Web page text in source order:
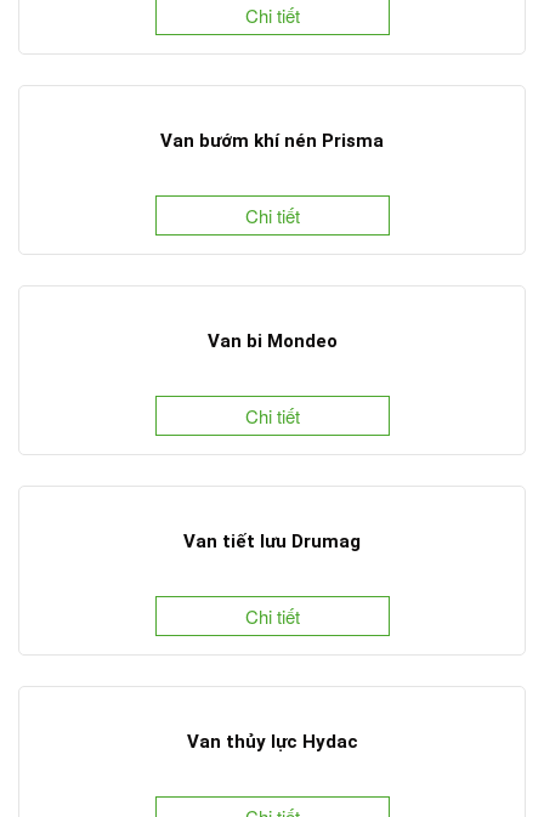
Chi tiết
Van bướm khí nén Prisma
Chi tiết
Van bi Mondeo
Chi tiết
Van tiết lưu Drumag
Chi tiết
Van thủy lực Hydac